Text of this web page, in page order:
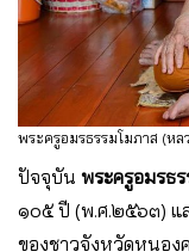
พระครูอมรธรรมโมภาส (หล
ปัจจุบัน พระครูอมรธ
๑๐๕ ปี (พ.ศ.๒๕๖๓) แ
ของชาวจังหวัดหนอง